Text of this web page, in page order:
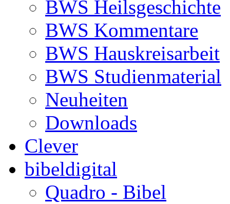
BWS Heilsgeschichte
BWS Kommentare
BWS Hauskreisarbeit
BWS Studienmaterial
Neuheiten
Downloads
Clever
bibeldigital
Quadro - Bibel